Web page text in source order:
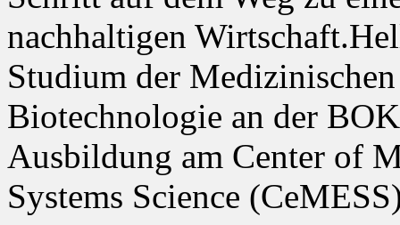
nachhaltigen
Studium der
Biotechnologie an der
Ausbildung am Center of
Systems Science